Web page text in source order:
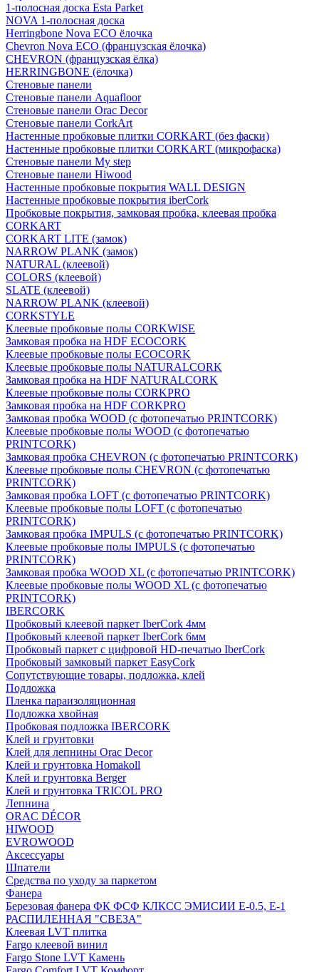
1-полосная доска Esta Parket
NOVA 1-полосная доска
Herringbone Nova ECO ёлочка
Chevron Nova ECO (французская ёлочка)
CHEVRON (французская ёлка)
HERRINGBONE (ёлочка)
Стеновые панели
Стеновые панели Aquafloor
Стеновые панели Orac Decor
Стеновые панели CorkArt
Настенные пробковые плитки CORKART (без фаски)
Настенные пробковые плитки CORKART (микрофаска)
Стеновые панели My step
Стеновые панели Hiwood
Настенные пробковые покрытия WALL DESIGN
Настенные пробковые покрытия iberCork
Пробковые покрытия, замковая пробка, клеевая пробка
CORKART
CORKART LITE (замок)
NARROW PLANK (замок)
NATURAL (клеевой)
COLORS (клеевой)
SLATE (клеевой)
NARROW PLANK (клеевой)
CORKSTYLE
Клеевые пробковые полы CORKWISE
Замковая пробка на HDF ECOCORK
Клеевые пробковые полы ECOCORK
Клеевые пробковые полы NATURALCORK
Замковая пробка на HDF NATURALCORK
Клеевые пробковые полы CORKPRO
Замковая пробка на HDF CORKPRO
Замковая пробка WOOD (с фотопечатью PRINTCORK)
Клеевые пробковые полы WOOD (с фотопечатью
PRINTCORK)
Замковая пробка CHEVRON (с фотопечатью PRINTCORK)
Клеевые пробковые полы CHEVRON (с фотопечатью
PRINTCORK)
Замковая пробка LOFT (с фотопечатью PRINTCORK)
Клеевые пробковые полы LOFT (с фотопечатью
PRINTCORK)
Замковая пробка IMPULS (с фотопечатью PRINTCORK)
Клеевые пробковые полы IMPULS (с фотопечатью
PRINTCORK)
Замковая пробка WOOD XL (с фотопечатью PRINTCORK)
Клеевые пробковые полы WOOD XL (с фотопечатью
PRINTCORK)
IBERCORK
Пробковый клеевой паркет IberCork 4мм
Пробковый клеевой паркет IberCork 6мм
Пробковый паркет с цифровой HD-печатью IberCork
Пробковый замковый паркет EasyCork
Сопутствующие товары, подложка, клей
Подложка
Пленка параизоляционная
Подложка хвойная
Пробковая подложка IBERCORK
Клей и грунтовки
Клей для лепнины Orac Decor
Клей и грунтовка Homakoll
Клей и грунтовка Berger
Клей и грунтовка TRICOL PRO
Лепнина
ORAC DÉCOR
HIWOOD
EVROWOOD
Аксессуары
Шпатели
Средства по уходу за паркетом
Фанера
Березовая фанера ФК ФСФ КЛКСС ЭМИСИИ Е-0.5, Е-1
РАСПИЛЕННАЯ "СВЕЗА"
Клеевая LVT плитка
Fargo клеевой винил
Fargo Stone LVT Камень